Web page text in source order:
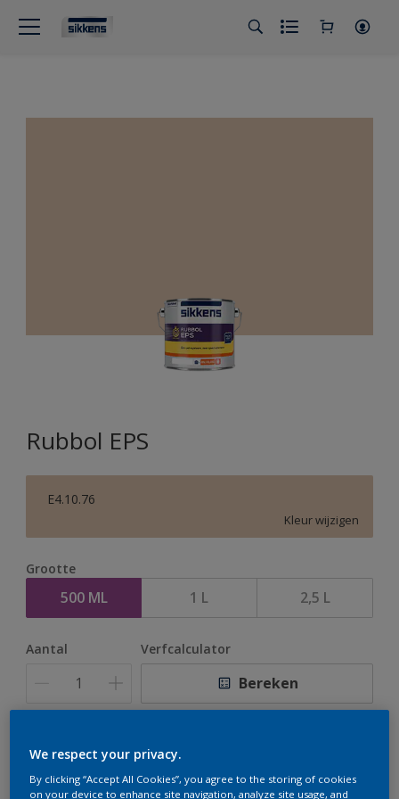
Rubbol EPS
E4.10.76
Kleur wijzigen
Grootte
500 ML 1 L 2,5 L
Aantal Verfcalculator
Bereken
Op dit moment is het niet mogelijk dit product online
te bestellen. Houd de website in de gaten, we werken
er hard aan om de voorraad aan te vullen.
We respect your privacy.
By clicking “Accept All Cookies”, you agree to the storing of cookies
on your device to enhance site navigation, analyze site usage, and